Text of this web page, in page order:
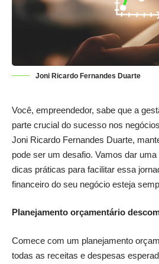
Joni Ricardo Fernandes Duarte
Você, empreendedor, sabe que a
parte crucial do sucesso nos
Joni Ricardo Fernandes Duarte,
pode ser um desafio. Vamos dar
dicas práticas para facilitar essa
financeiro do seu negócio esteja
Planejamento orçamentário
Comece com um planejamento
todas as receitas e despesas